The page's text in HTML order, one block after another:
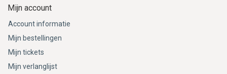
Mijn account
Account informatie
Mijn bestellingen
Mijn tickets
Mijn verlanglijst